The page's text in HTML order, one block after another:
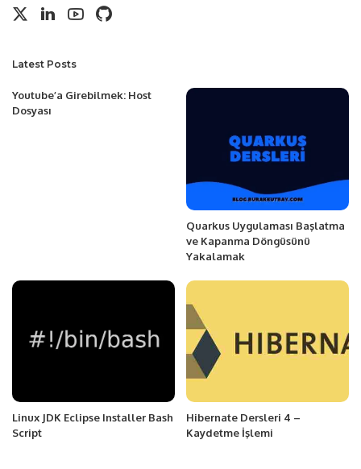
Latest Posts
Youtube’a Girebilmek: Host
Dosyası
Quarkus Uygulaması Başlatma
ve Kapanma Döngüsünü
Yakalamak
Linux JDK Eclipse Installer Bash
Script
Hibernate Dersleri 4 –
Kaydetme İşlemi